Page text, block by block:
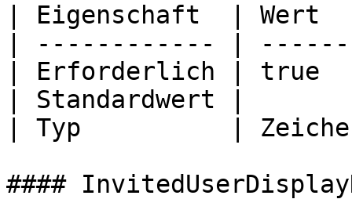
| Eigenschaft  |
| ------------ |
| Erforderlich |
| Standardwert |
| Typ          |
####